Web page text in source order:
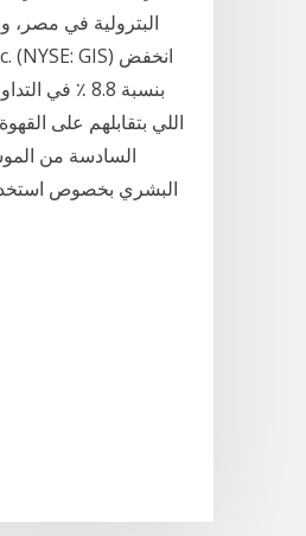
البترولية في مصر،
السادسة من
البشري بخصوص